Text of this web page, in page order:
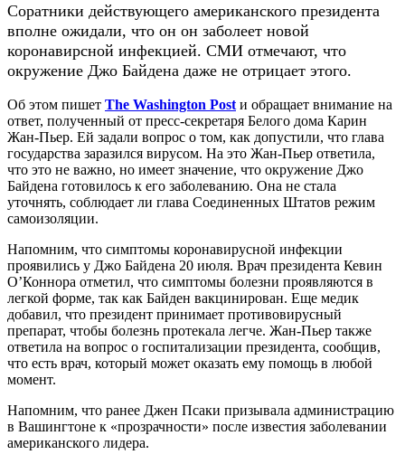
Соратники действующего американского президента
вполне ожидали, что он он заболеет новой
коронавирсной инфекцией. СМИ отмечают, что
окружение Джо Байдена даже не отрицает этого.
Об этом пишет The Washington Post и обращает внимание на
ответ, полученный от пресс-секретаря Белого дома Карин
Жан-Пьер. Ей задали вопрос о том, как допустили, что глава
государства заразился вирусом. На это Жан-Пьер ответила,
что это не важно, но имеет значение, что окружение Джо
Байдена готовилось к его заболеванию. Она не стала
уточнять, соблюдает ли глава Соединенных Штатов режим
самоизоляции.
Напомним, что симптомы коронавирусной инфекции
проявились у Джо Байдена 20 июля. Врач президента Кевин
О’Коннора отметил, что симптомы болезни проявляются в
легкой форме, так как Байден вакцинирован. Еще медик
добавил, что президент принимает противовирусный
препарат, чтобы болезнь протекала легче. Жан-Пьер также
ответила на вопрос о госпитализации президента, сообщив,
что есть врач, который может оказать ему помощь в любой
момент.
Напомним, что ранее Джен Псаки призывала администрацию
в Вашингтоне к «прозрачности» после известия заболевании
американского лидера.